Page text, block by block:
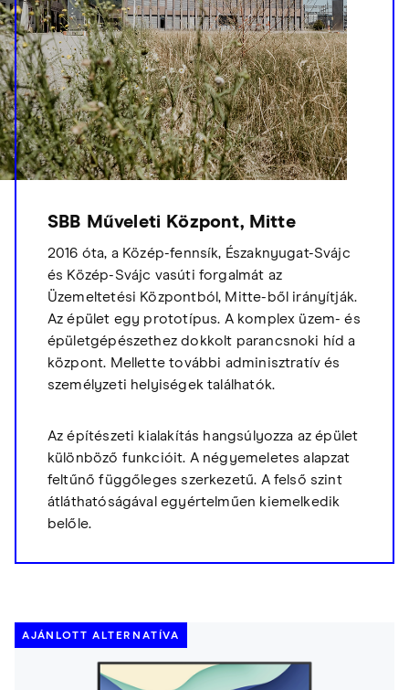
SBB Műveleti Központ, Mitte
2016 óta, a Közép-fennsík, Északnyugat-Svájc
és Közép-Svájc vasúti forgalmát az
Üzemeltetési Központból, Mitte-ből irányítják.
Az épület egy prototípus. A komplex üzem- és
épületgépészethez dokkolt parancsnoki híd a
központ. Mellette további adminisztratív és
személyzeti helyiségek találhatók.
Az építészeti kialakítás hangsúlyozza az épület
különböző funkcióit. A négyemeletes alapzat
feltűnő függőleges szerkezetű. A felső szint
átláthatóságával egyértelműen kiemelkedik
belőle.
AJÁNLOTT ALTERNATÍVA